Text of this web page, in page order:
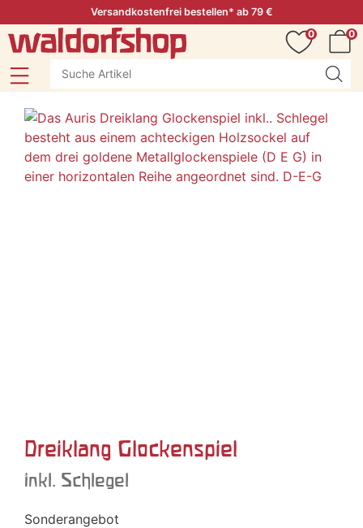
Versandkostenfrei bestellen* ab 79 €
0
0
Dreiklang Glockenspiel
inkl. Schlegel
Sonderangebot